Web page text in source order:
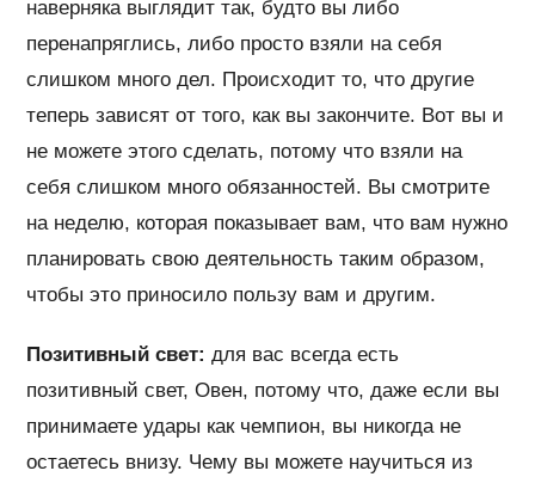
наверняка выглядит так, будто вы либо
перенапряглись, либо просто взяли на себя
слишком много дел. Происходит то, что другие
теперь зависят от того, как вы закончите. Вот вы и
не можете этого сделать, потому что взяли на
себя слишком много обязанностей. Вы смотрите
на неделю, которая показывает вам, что вам нужно
планировать свою деятельность таким образом,
чтобы это приносило пользу вам и другим.
Позитивный свет: для вас всегда есть
позитивный свет, Овен, потому что, даже если вы
принимаете удары как чемпион, вы никогда не
остаетесь внизу. Чему вы можете научиться из